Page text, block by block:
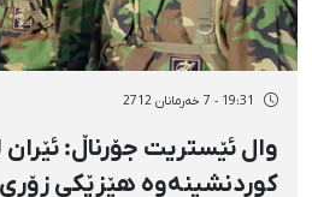
19:31 - 7 خەرمانان 2712
وال ئێستریت جۆرناڵ: ئێران
كوردنشینەوە هێزێكی